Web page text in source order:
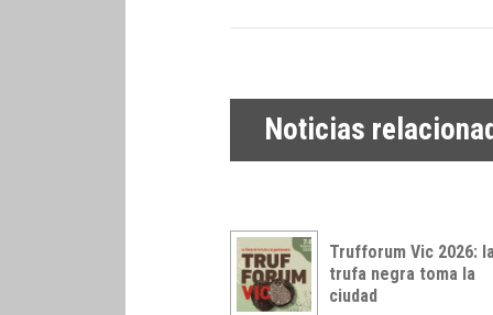
Noticias
Trufforum Vic 2026: la
trufa negra toma la
ciudad